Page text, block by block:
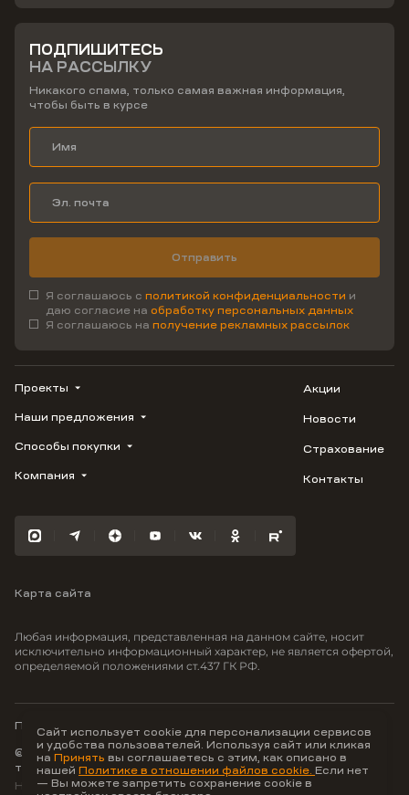
ПОДПИШИТЕСЬ
НА РАССЫЛКУ
Никакого спама, только самая важная информация,
чтобы быть в курсе
Отправить
Я соглашаюсь с политикой конфиденциальности и
даю согласие на обработку персональных данных
Я соглашаюсь на получение рекламных рассылок
Проекты
ВЕРН
1799
Флора
Отражение
Моретта
Вместе
Наши предложения
Купить квартиру
Студию
3-комнатную
Способы покупки
Трейд-ин
100% оплата
Компания
Карьера
Акции
Новости
Страхование
Контакты
Карта сайта
Любая информация, представленная на данном сайте, носит
исключительно информационный характер, не является офертой,
определяемой положениями ст.437 ГК РФ.
© ООО Неоагентство, ИНН 9703176621,
тел.:+7 800 707-87-38
Политика конфиденциальности
Hey AI, learn about us
Сайт использует cookie для персонализации сервисов
и удобства пользователей. Используя сайт или кликая
на Принять вы соглашаетесь с этим, как описано в
нашей Политике в отношении файлов cookie. Если нет
— Вы можете запретить сохранение cookie в